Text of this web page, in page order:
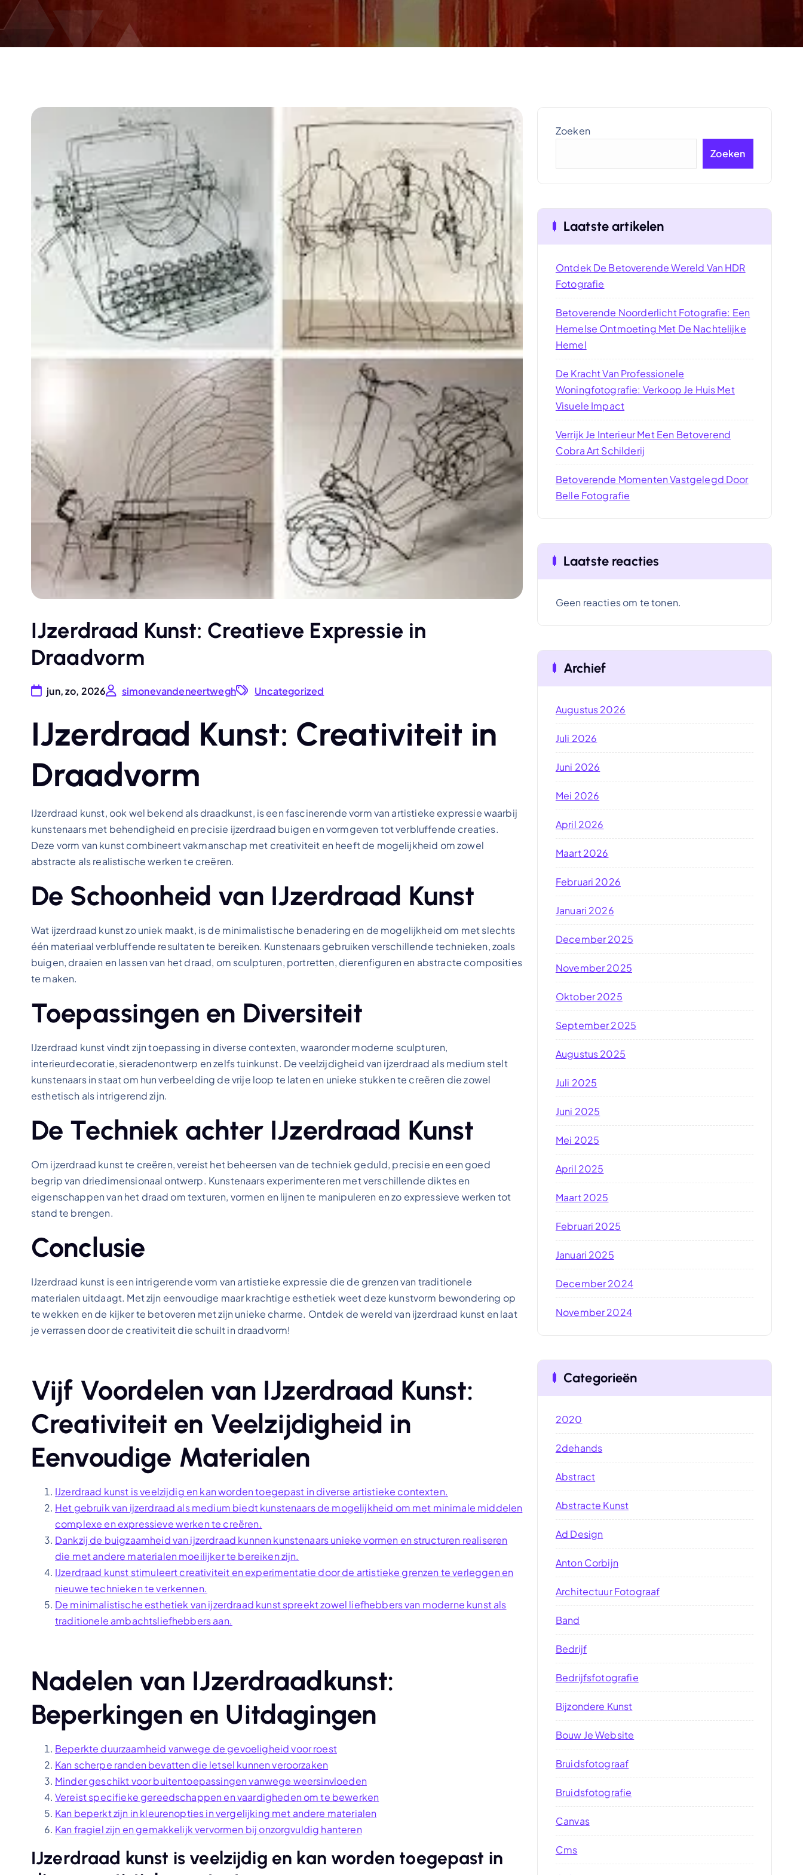
IJzerdraad Kunst: Creatieve Expressie in
Draadvorm
jun, zo, 2026 simonevandeneertwegh Uncategorized
IJzerdraad Kunst: Creativiteit in
Draadvorm
IJzerdraad kunst, ook wel bekend als draadkunst, is een fascinerende vorm van artistieke expressie waarbij
kunstenaars met behendigheid en precisie ijzerdraad buigen en vormgeven tot verbluffende creaties.
Deze vorm van kunst combineert vakmanschap met creativiteit en heeft de mogelijkheid om zowel
abstracte als realistische werken te creëren.
De Schoonheid van IJzerdraad Kunst
Wat ijzerdraad kunst zo uniek maakt, is de minimalistische benadering en de mogelijkheid om met slechts
één materiaal verbluffende resultaten te bereiken. Kunstenaars gebruiken verschillende technieken, zoals
buigen, draaien en lassen van het draad, om sculpturen, portretten, dierenfiguren en abstracte composities
te maken.
Toepassingen en Diversiteit
IJzerdraad kunst vindt zijn toepassing in diverse contexten, waaronder moderne sculpturen,
interieurdecoratie, sieradenontwerp en zelfs tuinkunst. De veelzijdigheid van ijzerdraad als medium stelt
kunstenaars in staat om hun verbeelding de vrije loop te laten en unieke stukken te creëren die zowel
esthetisch als intrigerend zijn.
De Techniek achter IJzerdraad Kunst
Om ijzerdraad kunst te creëren, vereist het beheersen van de techniek geduld, precisie en een goed
begrip van driedimensionaal ontwerp. Kunstenaars experimenteren met verschillende diktes en
eigenschappen van het draad om texturen, vormen en lijnen te manipuleren en zo expressieve werken tot
stand te brengen.
Conclusie
IJzerdraad kunst is een intrigerende vorm van artistieke expressie die de grenzen van traditionele
materialen uitdaagt. Met zijn eenvoudige maar krachtige esthetiek weet deze kunstvorm bewondering op
te wekken en de kijker te betoveren met zijn unieke charme. Ontdek de wereld van ijzerdraad kunst en laat
je verrassen door de creativiteit die schuilt in draadvorm!
Vijf Voordelen van IJzerdraad Kunst:
Creativiteit en Veelzijdigheid in
Eenvoudige Materialen
IJzerdraad kunst is veelzijdig en kan worden toegepast in diverse artistieke contexten.
Het gebruik van ijzerdraad als medium biedt kunstenaars de mogelijkheid om met minimale middelen
complexe en expressieve werken te creëren.
Dankzij de buigzaamheid van ijzerdraad kunnen kunstenaars unieke vormen en structuren realiseren
die met andere materialen moeilijker te bereiken zijn.
IJzerdraad kunst stimuleert creativiteit en experimentatie door de artistieke grenzen te verleggen en
nieuwe technieken te verkennen.
De minimalistische esthetiek van ijzerdraad kunst spreekt zowel liefhebbers van moderne kunst als
traditionele ambachtsliefhebbers aan.
Nadelen van IJzerdraadkunst:
Beperkingen en Uitdagingen
Beperkte duurzaamheid vanwege de gevoeligheid voor roest
Kan scherpe randen bevatten die letsel kunnen veroorzaken
Minder geschikt voor buitentoepassingen vanwege weersinvloeden
Vereist specifieke gereedschappen en vaardigheden om te bewerken
Kan beperkt zijn in kleurenopties in vergelijking met andere materialen
Kan fragiel zijn en gemakkelijk vervormen bij onzorgvuldig hanteren
IJzerdraad kunst is veelzijdig en kan worden toegepast in
Zoeken
Zoeken
Laatste artikelen
Ontdek De Betoverende Wereld Van HDR
Fotografie
Betoverende Noorderlicht Fotografie: Een
Hemelse Ontmoeting Met De Nachtelijke
Hemel
De Kracht Van Professionele
Woningfotografie: Verkoop Je Huis Met
Visuele Impact
Verrijk Je Interieur Met Een Betoverend
Cobra Art Schilderij
Betoverende Momenten Vastgelegd Door
Belle Fotografie
Laatste reacties
Geen reacties om te tonen.
Archief
Augustus 2026
Juli 2026
Juni 2026
Mei 2026
April 2026
Maart 2026
Februari 2026
Januari 2026
December 2025
November 2025
Oktober 2025
September 2025
Augustus 2025
Juli 2025
Juni 2025
Mei 2025
April 2025
Maart 2025
Februari 2025
Januari 2025
December 2024
November 2024
Categorieën
2020
2dehands
Abstract
Abstracte Kunst
Ad Design
Anton Corbijn
Architectuur Fotograaf
Band
Bedrijf
Bedrijfsfotografie
Bijzondere Kunst
Bouw Je Website
Bruidsfotograaf
Bruidsfotografie
Canvas
Cms